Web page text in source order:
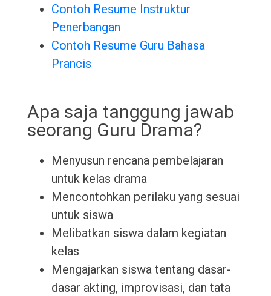
Contoh Resume Instruktur
Penerbangan
Contoh Resume Guru Bahasa
Prancis
Apa saja tanggung jawab
seorang Guru Drama?
Menyusun rencana pembelajaran
untuk kelas drama
Mencontohkan perilaku yang sesuai
untuk siswa
Melibatkan siswa dalam kegiatan
kelas
Mengajarkan siswa tentang dasar-
dasar akting, improvisasi, dan tata